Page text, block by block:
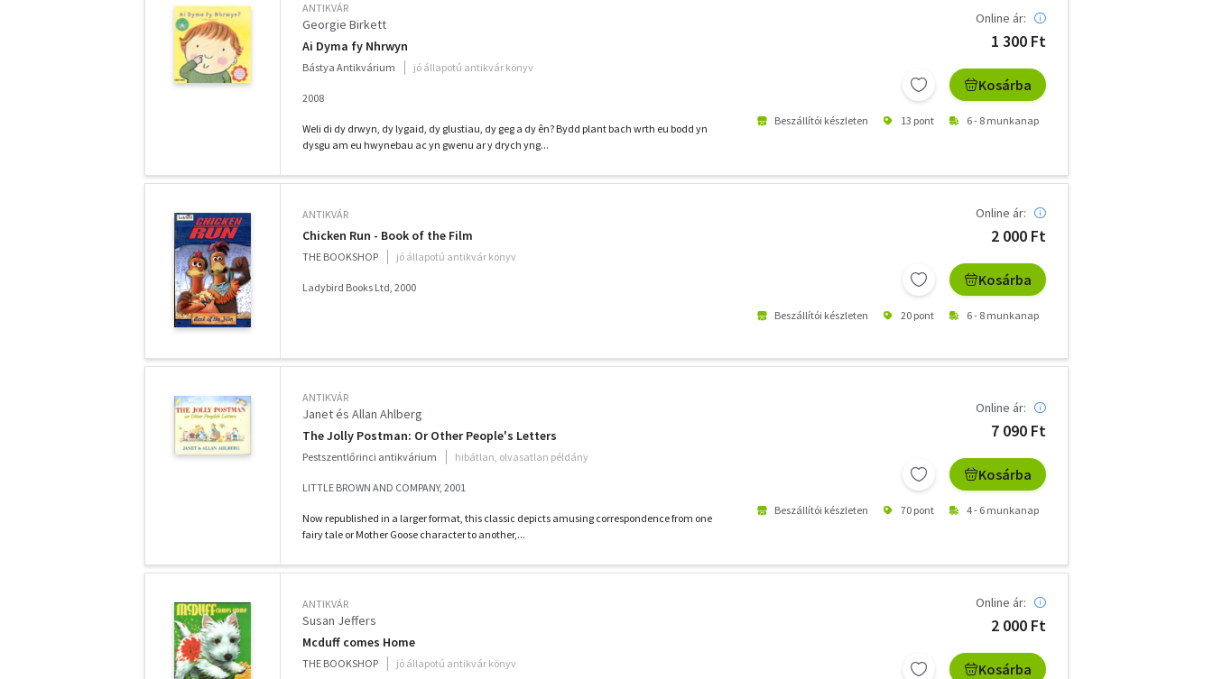
ANTIKVÁR
Georgie Birkett
Ai Dyma fy Nhrwyn
Bástya Antikvárium jó állapotú antikvár könyv
2008
Weli di dy drwyn, dy lygaid, dy glustiau, dy geg a dy ên? Bydd plant bach wrth eu bodd yn
dysgu am eu hwynebau ac yn gwenu ar y drych yng...
Online ár:
1 300 Ft
Kosárba
Beszállítói készleten 13 pont 6 - 8 munkanap
ANTIKVÁR
Chicken Run - Book of the Film
THE BOOKSHOP jó állapotú antikvár könyv
Ladybird Books Ltd, 2000
Online ár:
2 000 Ft
Kosárba
Beszállítói készleten 20 pont 6 - 8 munkanap
ANTIKVÁR
Janet és Allan Ahlberg
The Jolly Postman: Or Other People's Letters
Pestszentlőrinci antikvárium hibátlan, olvasatlan példány
LITTLE BROWN AND COMPANY, 2001
Now republished in a larger format, this classic depicts amusing correspondence from one
fairy tale or Mother Goose character to another,...
Online ár:
7 090 Ft
Kosárba
Beszállítói készleten 70 pont 4 - 6 munkanap
ANTIKVÁR
Susan Jeffers
Mcduff comes Home
THE BOOKSHOP jó állapotú antikvár könyv
Online ár:
2 000 Ft
Kosárba